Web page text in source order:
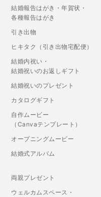
結婚報告はがき・年賀状・
各種報告はがき
引き出物
ヒキタク（引き出物宅配便）
結婚内祝い・
結婚祝いのお返しギフト
結婚祝いのプレゼント
カタログギフト
自作ムービー
（Canvaテンプレート）
オープニングムービー
結婚式アルバム
両親プレゼント
ウェルカムスペース・